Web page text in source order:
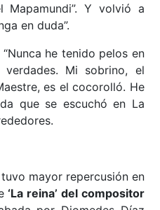
Mapamundi”. Y volvió a
en duda”.
he tenido pelos en
Mi sobrino, el
es el cocorolló. He
que se escuchó en La
mayor repercusión en
‘La reina’ del compositor